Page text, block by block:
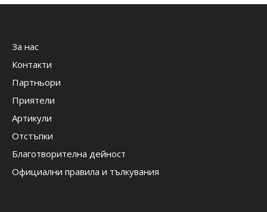
За нас
Контакти
Партньори
Приятели
Артикули
Отстъпки
Благотворителна дейност
Официални правила и тълкувания